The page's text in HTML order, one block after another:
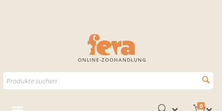
ONLINE-ZOOHANDLUNG
0